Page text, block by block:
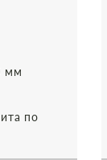
мм
по